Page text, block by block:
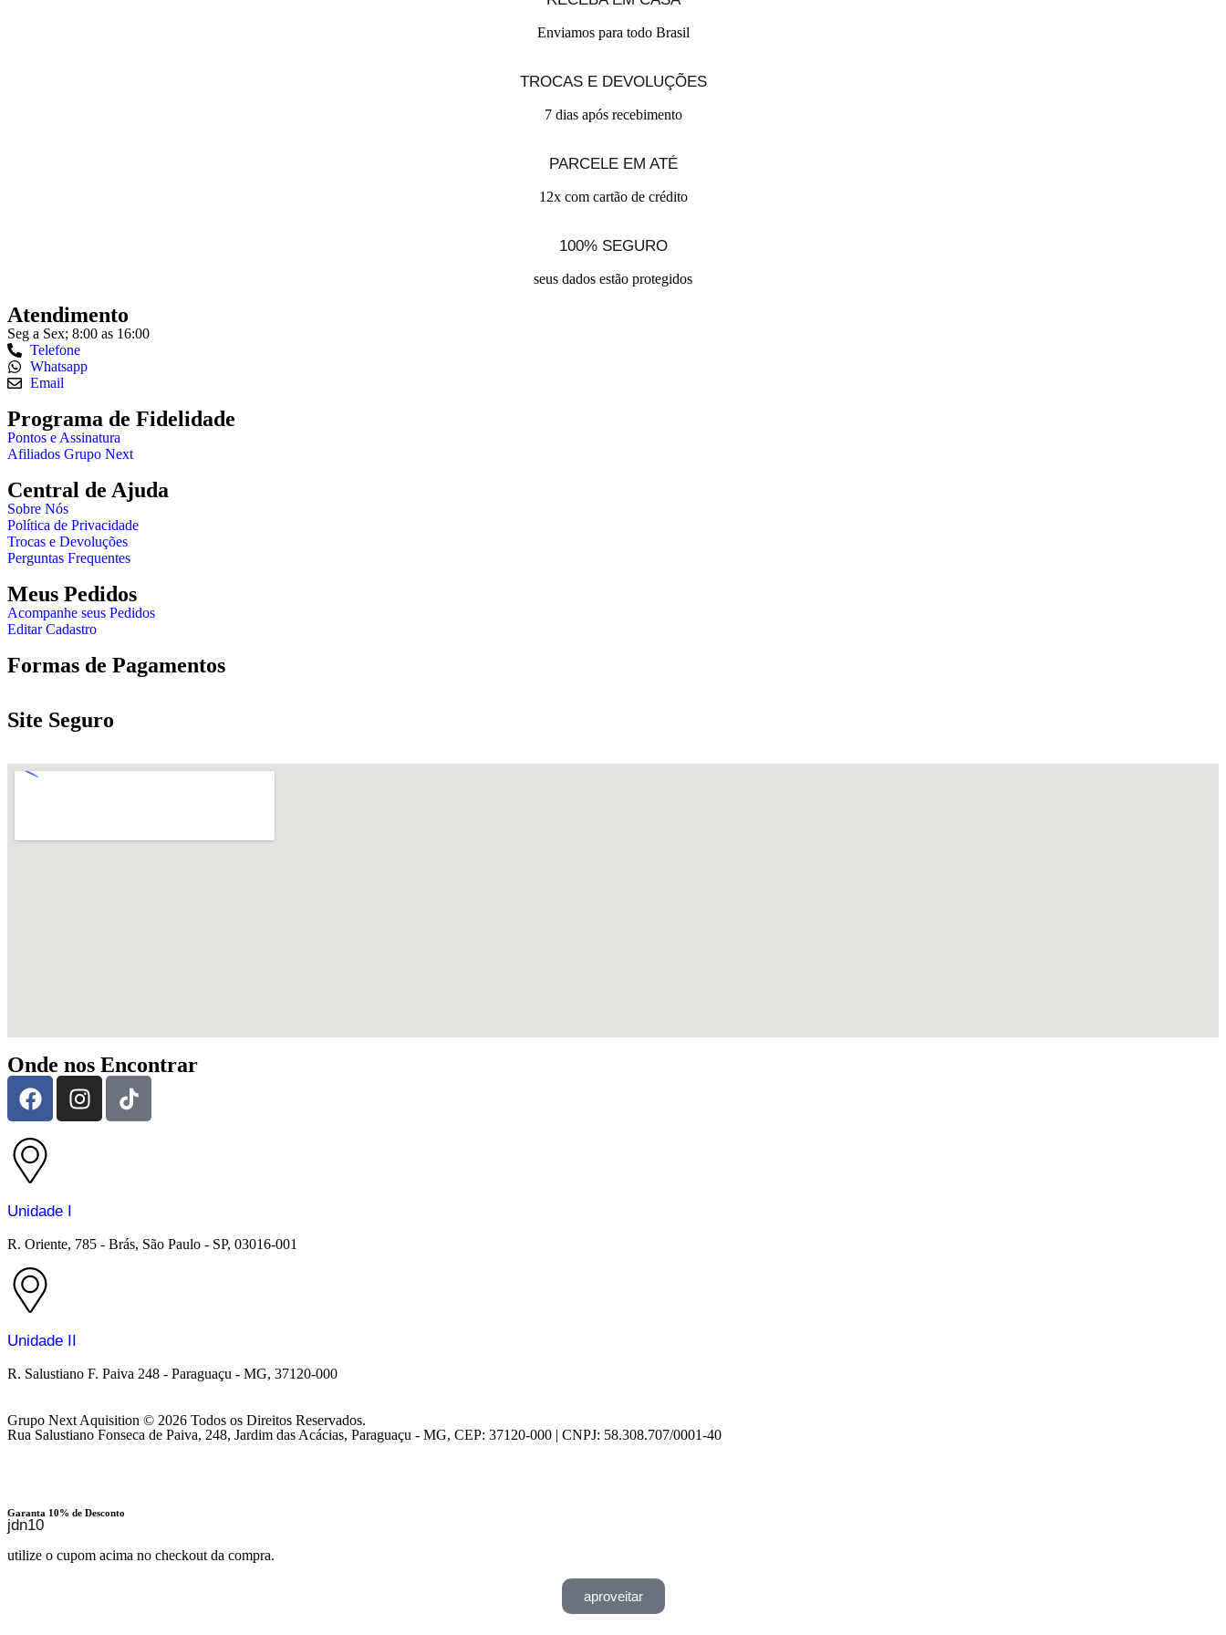
Enviamos para todo Brasil
TROCAS E DEVOLUÇÕES
7 dias após recebimento
PARCELE EM ATÉ
12x com cartão de crédito
100% SEGURO
seus dados estão protegidos
Atendimento
Seg a Sex; 8:00 as 16:00
Telefone
Whatsapp
Email
Programa de Fidelidade
Pontos e Assinatura
Afiliados Grupo Next
Central de Ajuda
Sobre Nós
Política de Privacidade
Trocas e Devoluções
Perguntas Frequentes
Meus Pedidos
Acompanhe seus Pedidos
Editar Cadastro
Formas de Pagamentos
Site Seguro
Onde nos Encontrar
Unidade I
R. Oriente, 785 - Brás, São Paulo - SP, 03016-001
Unidade II
R. Salustiano F. Paiva 248 - Paraguaçu - MG, 37120-000
Grupo Next Aquisition © 2026 Todos os Direitos Reservados.
Rua Salustiano Fonseca de Paiva, 248, Jardim das Acácias, Paraguaçu - MG, CEP: 37120-000 | CNPJ: 58.308.707/0001-40
Garanta 10% de Desconto
jdn10
utilize o cupom acima no checkout da compra.
aproveitar